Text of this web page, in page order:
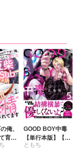
俺、
育て
番と
GOOD BOY中毒
【単行本版】【電
子限定特典付き】
ともち